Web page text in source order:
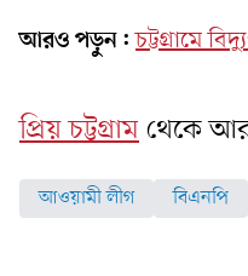
আরও পড়ুন: চট্টগ্রামে
প্রিয় চট্টগ্রামথেকে
আওয়ামী লীগ বিএনপি